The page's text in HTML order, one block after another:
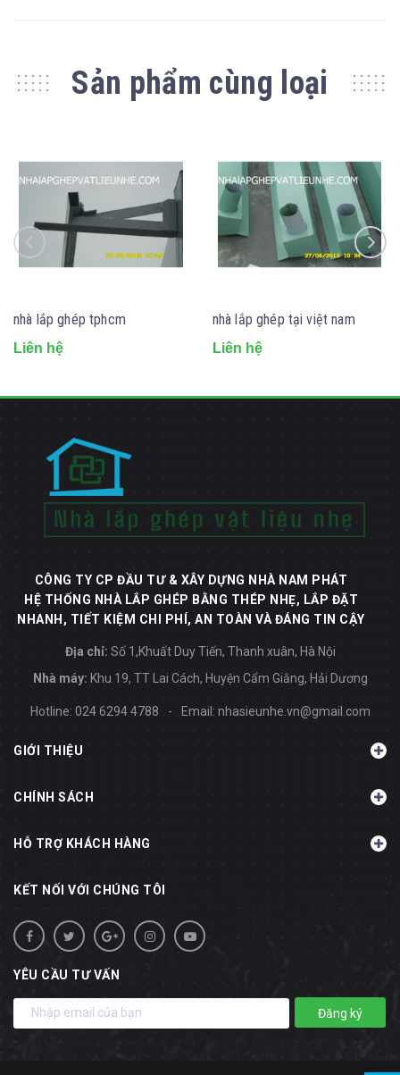
Sản phẩm cùng loại
nhà lắp ghép tphcm
Liên hệ
nhà lắp ghép tại việt nam
Liên hệ
CÔNG TY CP ĐẦU TƯ & XÂY DỰNG NHÀ NAM PHÁT
HỆ THỐNG NHÀ LẮP GHÉP BẰNG THÉP NHẸ, LẮP ĐẶT
NHANH, TIẾT KIỆM CHI PHÍ, AN TOÀN VÀ ĐÁNG TIN CẬY
Địa chỉ: Số 1,Khuất Duy Tiến, Thanh xuân, Hà Nội
Nhà máy: Khu 19, TT Lai Cách, Huyện Cẩm Giằng, Hải Dương
Hotline: 024 6294 4788 - Email: nhasieunhe.vn@gmail.com
GIỚI THIỆU
CHÍNH SÁCH
HỖ TRỢ KHÁCH HÀNG
KẾT NỐI VỚI CHÚNG TÔI
YÊU CẦU TƯ VẤN
Đăng ký